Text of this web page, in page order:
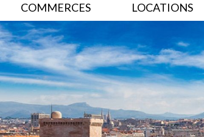
COMMERCES LOCATIONS